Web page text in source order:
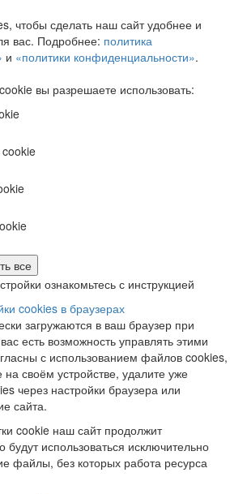
чтобы сделать наш сайт удобнее и
вас. Подробнее: политика
и «политики конфиденциальности».
вы разрешаете использовать:
все
ознакомьтесь с инструкцией
cookies в браузерах
загружаются в ваш браузер при
есть возможность управлять этими
с использованием файлов cookies,
на своём устройстве, удалите уже
через настройки браузера или
сайта.
cookie наш сайт продолжит
использоваться исключительно
файлы, без которых работа ресурса